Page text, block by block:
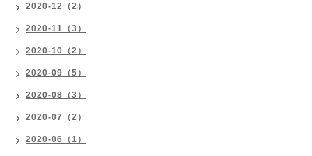
2020-12（2）
2020-11（3）
2020-10（2）
2020-09（5）
2020-08（3）
2020-07（2）
2020-06（1）